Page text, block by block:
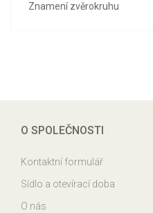
Znamení zvěrokruhu
O SPOLEČNOSTI
Kontaktní formulář
Sídlo a otevírací doba
O nás